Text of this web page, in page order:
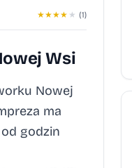
★★★★ ★ (1)
Wsi
Nowej
ma
godzin